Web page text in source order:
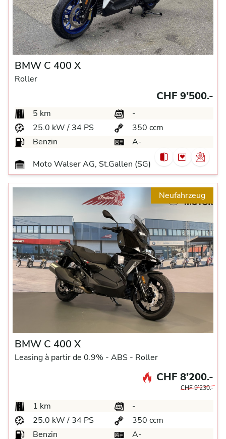
BMW C 400 X
Roller
CHF 9’500.-
5 km
-
25.0 kW / 34 PS
350 ccm
Benzin
A-
Moto Walser AG, St.Gallen (SG)
Neufahrzeug
BMW C 400 X
Leasing à partir de 0.9% - ABS - Roller
CHF 8’200.-
CHF 9’230.-
1 km
-
25.0 kW / 34 PS
350 ccm
Benzin
A-